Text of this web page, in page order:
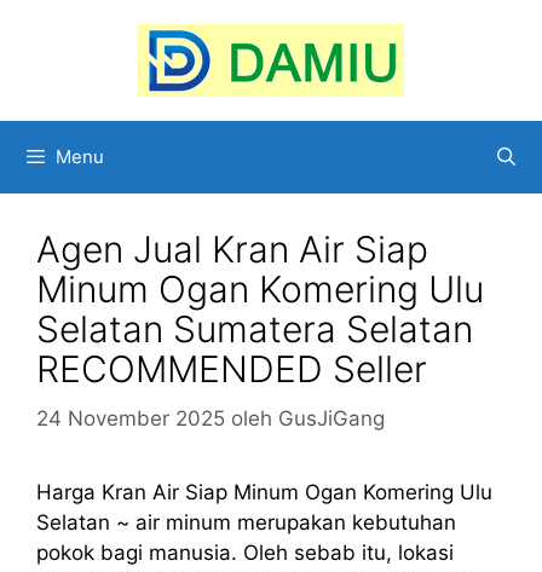
Menu
Agen Jual Kran Air Siap
Minum Ogan Komering Ulu
Selatan Sumatera Selatan
RECOMMENDED Seller
24 November 2025 oleh GusJiGang
Harga Kran Air Siap Minum Ogan Komering Ulu
Selatan ~ air minum merupakan kebutuhan
pokok bagi manusia. Oleh sebab itu, lokasi